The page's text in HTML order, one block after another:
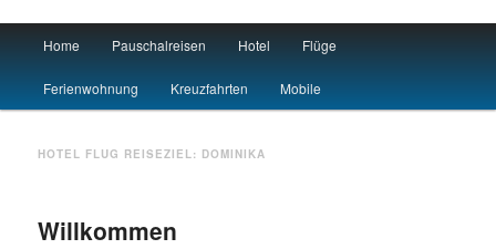
Urlaub
Skip to primary content
Skip to secondary content
Home Pauschalreisen Hotel Flüge
Ferienwohnung Kreuzfahrten Mobile
HOTEL FLUG REISEZIEL: DOMINIKA
Willkommen